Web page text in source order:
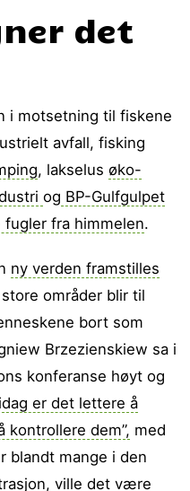
det
i motsetning til fiskene
avfall, fisking
, lakselusøko-
og BP-Gulfgulpet
fugler fra himmelen.
ny verden framstilles
områder blir til
bort som
Brzezienskiew sa i
konferanse høyt og
er det lettere å
kontrollere dem”, med
blandt mange i den
ville det være